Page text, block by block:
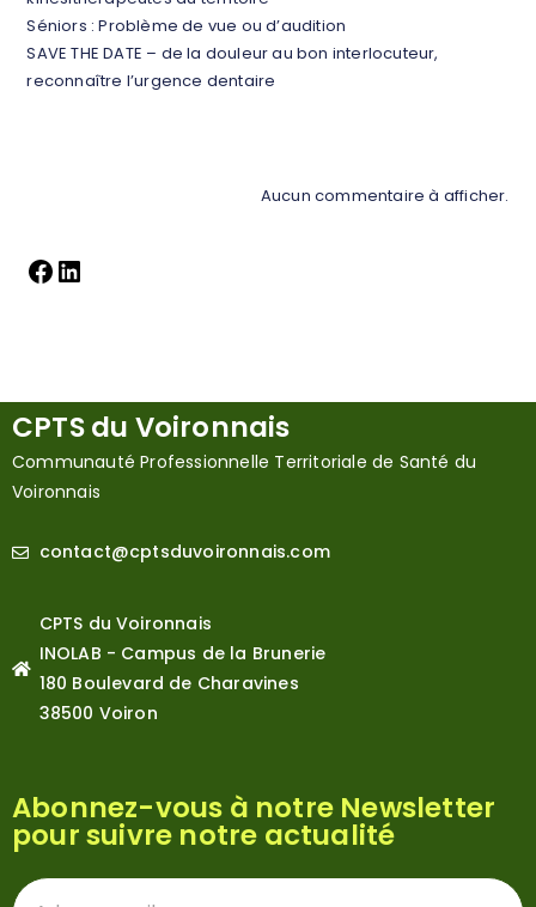
Séniors : Problème de vue ou d’audition
SAVE THE DATE – de la douleur au bon interlocuteur,
reconnaître l’urgence dentaire
Aucun commentaire à afficher.
CPTS du Voironnais
Communauté Professionnelle Territoriale de Santé du
Voironnais
contact@cptsduvoironnais.com
CPTS du Voironnais
INOLAB - Campus de la Brunerie
180 Boulevard de Charavines
38500 Voiron
Abonnez-vous à notre Newsletter
pour suivre notre actualité
Newsletter